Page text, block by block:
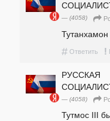
— (4058)
# Ответить !
РУССКАЯ
— (4058)
Тутмос III